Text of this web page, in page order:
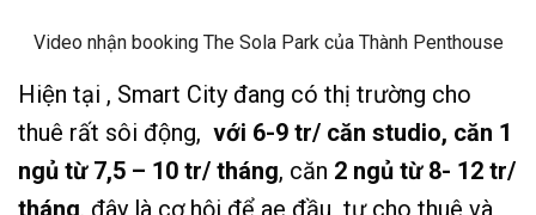
Video nhận booking The Sola Park của Thành Penthouse
Hiện tại , Smart City đang có thị trường cho
thuê rất sôi động, với 6-9 tr/ căn studio, căn 1
ngủ từ 7,5 – 10 tr/ tháng, căn 2 ngủ từ 8- 12 tr/
tháng . đây là cơ hội để ae đầu tư cho thuê và